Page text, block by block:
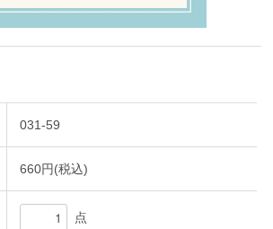
031-59
660円(税込)
点